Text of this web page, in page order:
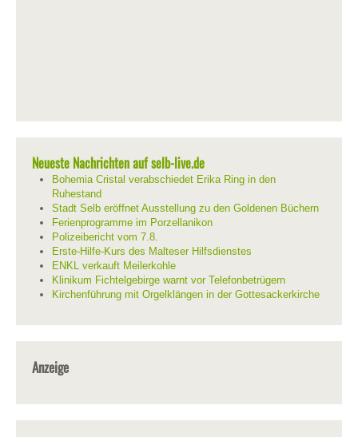
Neueste Nachrichten auf selb-live.de
Bohemia Cristal verabschiedet Erika Ring in den
Ruhestand
Stadt Selb eröffnet Ausstellung zu den Goldenen Büchern
Ferienprogramme im Porzellanikon
Polizeibericht vom 7.8.
Erste-Hilfe-Kurs des Malteser Hilfsdienstes
ENKL verkauft Meilerkohle
Klinikum Fichtelgebirge warnt vor Telefonbetrügern
Kirchenführung mit Orgelklängen in der Gottesackerkirche
Anzeige